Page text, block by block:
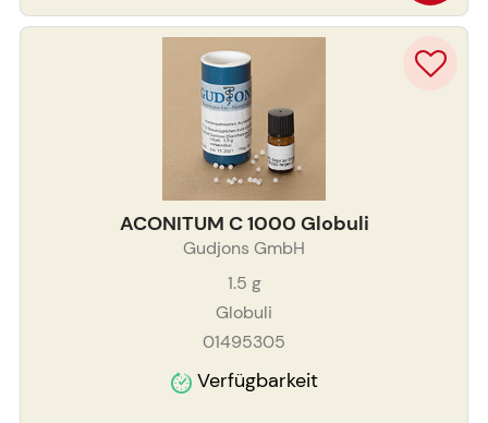
ACONITUM C 1000 Globuli
Gudjons GmbH
1.5 g
Globuli
01495305
Verfügbarkeit